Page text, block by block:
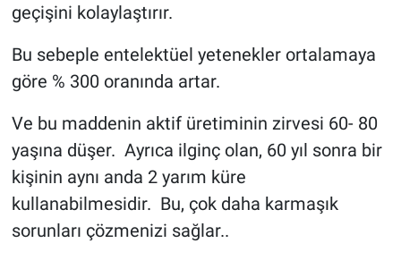
geçişini kolaylaştırır.
Bu sebeple entelektüel yetenekler ortalamaya
göre % 300 oranında artar.
Ve bu maddenin aktif üretiminin zirvesi 60- 80
yaşına düşer. Ayrıca ilginç olan, 60 yıl sonra bir
kişinin aynı anda 2 yarım küre
kullanabilmesidir. Bu, çok daha karmaşık
sorunları çözmenizi sağlar..